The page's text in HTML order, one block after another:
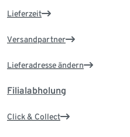
Lieferzeit
Versandpartner
Lieferadresse ändern
Filialabholung
Click & Collect